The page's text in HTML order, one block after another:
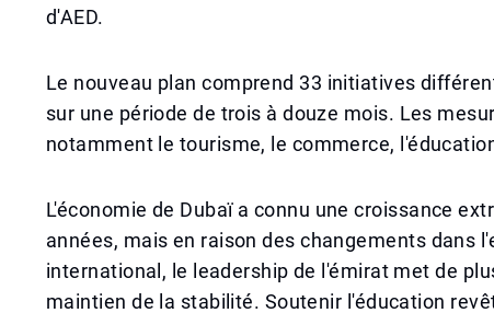
d'AED.
Le nouveau plan comprend 33 initiatives
sur une période de trois à douze mois. Les
notamment le tourisme, le commerce,
L'économie de Dubaï a connu une croissance
années, mais en raison des changements dans
international, le leadership de l'émirat met de
maintien de la stabilité. Soutenir l'éducation